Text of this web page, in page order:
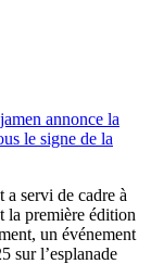
servi de cadre à
la première édition
un événement
sur l’esplanade